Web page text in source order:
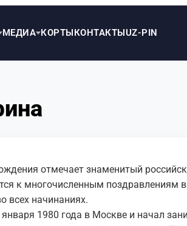
МЕДИА КОРТЫКОНТАКТЫUZ-PIN
отмечает знаменитый
к многочисленным поздравлениям
всех начинаниях.
1980 года в Москве и начал